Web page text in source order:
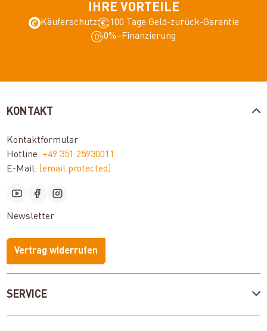
IHRE VORTEILE
Käuferschutz
100 Tage Geld-zurück-Garantie
0%–Finanzierung
SERVICE
KONTAKT
Kontaktformular
Hotline: +49 351 25930011
E-Mail:
[email protected]
Newsletter
Vertrag widerrufen